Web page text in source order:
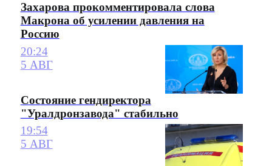
Захарова прокомментировала слова
Макрона об усилении давления на
Россию
20:24
5 АВГ
Состояние гендиректора
"Уралдронзавода" стабильно
19:54
5 АВГ